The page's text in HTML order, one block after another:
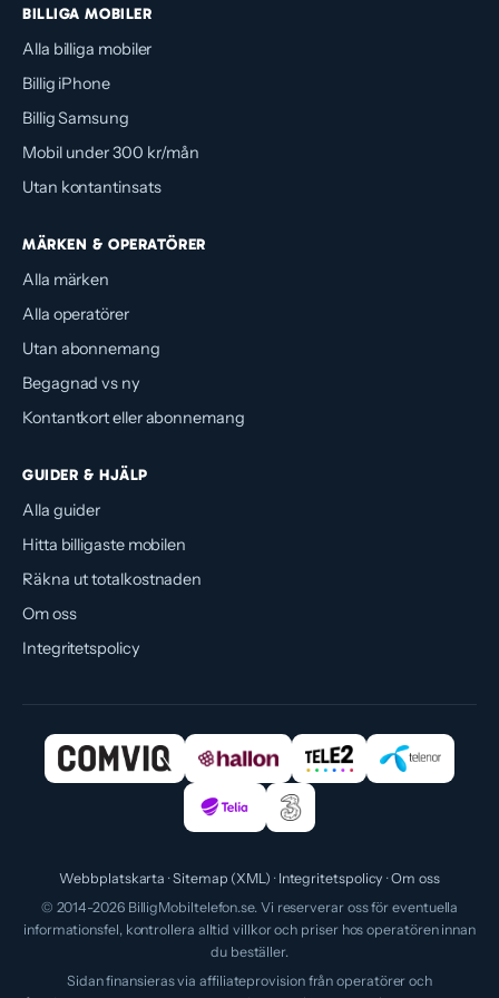
BILLIGA MOBILER
Alla billiga mobiler
Billig iPhone
Billig Samsung
Mobil under 300 kr/mån
Utan kontantinsats
MÄRKEN & OPERATÖRER
Alla märken
Alla operatörer
Utan abonnemang
Begagnad vs ny
Kontantkort eller abonnemang
GUIDER & HJÄLP
Alla guider
Hitta billigaste mobilen
Räkna ut totalkostnaden
Om oss
Integritetspolicy
Webbplatskarta Sitemap (XML) Integritetspolicy Om oss
© 2014-2026 BilligMobiltelefon.se. Vi reserverar oss för eventuella
informationsfel, kontrollera alltid villkor och priser hos operatören innan
du beställer.
Sidan finansieras via affiliateprovision från operatörer och